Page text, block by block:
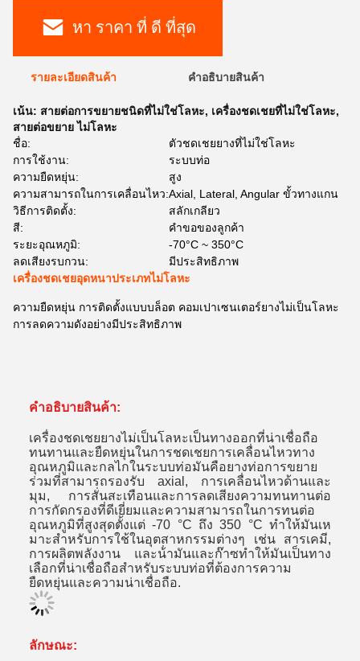
หา ราคา ที่ ดี ที่สุด
รายละเอียดสินค้า คําอธิบายสินค้า
เน้น: สายต่อการขยายชนิดที่ไม่ใช่โลหะ, เครื่องชดเชยที่ไม่ใช่โลหะ,
สายต่อขยาย ไม่โลหะ
ชื่อ:
ตัวชดเชยยางที่ไม่ใช่โลหะ
การใช้งาน:
ระบบท่อ
ความยืดหยุ่น:
สูง
ความสามารถในการเคลื่อนไหว:Axial, Lateral, Angular ขั้วทางแกน
วิธีการติดตั้ง:
สลักเกลียว
สี:
คำขอของลูกค้า
ระยะอุณหภูมิ:
-70°C ~ 350°C
ลดเสียงรบกวน:
มีประสิทธิภาพ
เครื่องชดเชยอุดหนาประเภทไม่โลหะ
ความยืดหยุ่น การติดตั้งแบบบล็อต คอมเปาเซนเตอร์ยางไม่เป็นโลหะ
การลดความดังอย่างมีประสิทธิภาพ
คําอธิบายสินค้า:
เครื่องชดเชยยางไม่เป็นโลหะเป็นทางออกที่น่าเชื่อถือ
ทนทานและยืดหยุ่นในการชดเชยการเคลื่อนไหวทาง
อุณหภูมิและกลไกในระบบท่อมันคือยางท่อการขยาย
ร่วมที่สามารถรองรับ axial, การเคลื่อนไหวด้านและ
มุม, การสั่นสะเทือนและการลดเสียงความทนทานต่อ
การกัดกรองที่ดีเยี่ยมและความสามารถในการทนต่อ
อุณหภูมิที่สูงสุดตั้งแต่ -70 °C ถึง 350 °C ทําให้มันเห
มาะสําหรับการใช้ในอุตสาหกรรมต่างๆ เช่น สารเคมี,
การผลิตพลังงาน และน้ํามันและก๊าซทําให้มันเป็นทาง
เลือกที่น่าเชื่อถือสําหรับระบบท่อที่ต้องการความ
ยืดหยุ่นและความน่าเชื่อถือ.
ลักษณะ: